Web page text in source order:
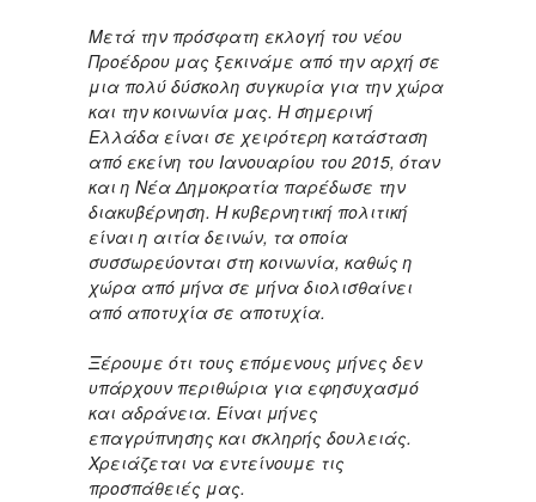
Μετά την πρόσφατη εκλογή του νέου
Προέδρου μας ξεκινάμε από την αρχή σε
μια πολύ δύσκολη συγκυρία για την χώρα
και την κοινωνία μας. Η σημερινή
Ελλάδα είναι σε χειρότερη κατάσταση
από εκείνη του Ιανουαρίου του 2015, όταν
και η Νέα Δημοκρατία παρέδωσε την
διακυβέρνηση. Η κυβερνητική πολιτική
είναι η αιτία δεινών, τα οποία
συσσωρεύονται στη κοινωνία, καθώς η
χώρα από μήνα σε μήνα διολισθαίνει
από αποτυχία σε αποτυχία.
Ξέρουμε ότι τους επόμενους μήνες δεν
υπάρχουν περιθώρια για εφησυχασμό
και αδράνεια. Είναι μήνες
επαγρύπνησης και σκληρής δουλειάς.
Χρειάζεται να εντείνουμε τις
προσπάθειές μας.